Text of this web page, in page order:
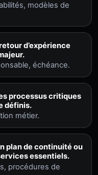
modèles de
d’expérience
échéance.
processus critiques
définis.
métier.
plan de continuité ou
essentiels.
procédures de